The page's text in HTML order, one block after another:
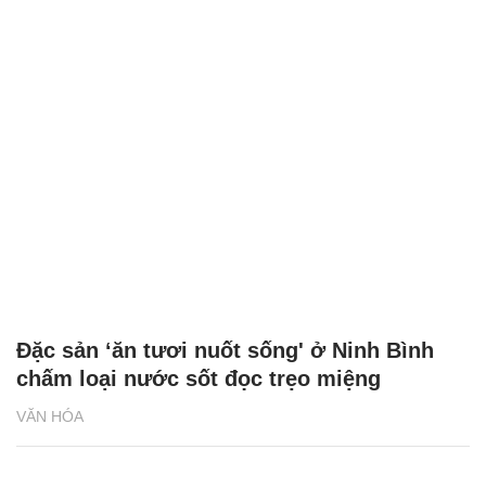
VĂN HÓA
Đặc sản ‘ăn tươi nuốt sống' ở Ninh Bình
chấm loại nước sốt đọc trẹo miệng